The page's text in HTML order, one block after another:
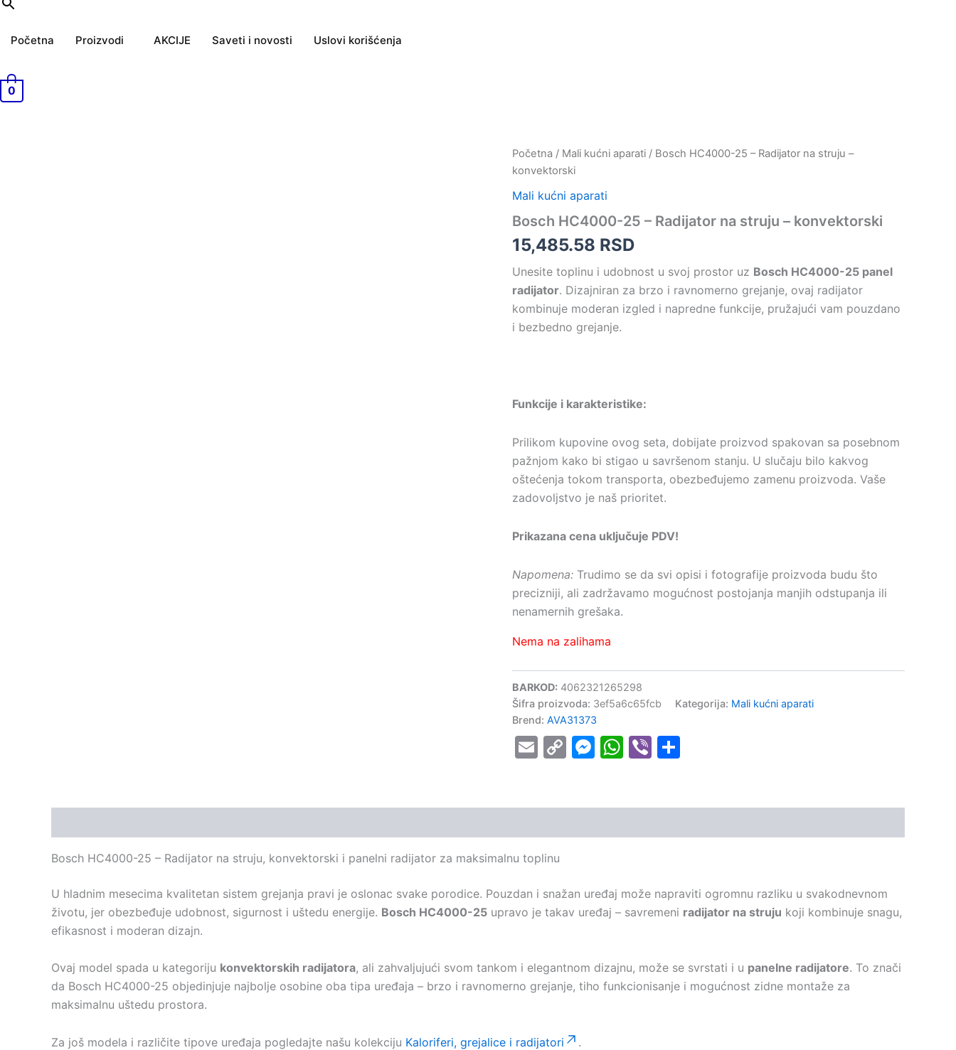
Početna Proizvodi AKCIJE Saveti i novosti Uslovi korišćenja
0
Početna / Mali kućni aparati / Bosch HC4000-25 – Radijator na struju –
konvektorski
Mali kućni aparati
Bosch HC4000-25 – Radijator na struju – konvektorski
15,485.58 RSD
Unesite toplinu i udobnost u svoj prostor uz Bosch HC4000-25 panel
radijator. Dizajniran za brzo i ravnomerno grejanje, ovaj radijator
kombinuje moderan izgled i napredne funkcije, pružajući vam pouzdano
i bezbedno grejanje.
Funkcije i karakteristike:
Prilikom kupovine ovog seta, dobijate proizvod spakovan sa posebnom
pažnjom kako bi stigao u savršenom stanju. U slučaju bilo kakvog
oštećenja tokom transporta, obezbeđujemo zamenu proizvoda. Vaše
zadovoljstvo je naš prioritet.
Prikazana cena uključuje PDV!
Napomena: Trudimo se da svi opisi i fotografije proizvoda budu što
precizniji, ali zadržavamo mogućnost postojanja manjih odstupanja ili
nenamernih grešaka.
Nema na zalihama
BARKOD: 4062321265298
Šifra proizvoda: 3ef5a6c65fcb Kategorija: Mali kućni aparati
Brend: AVA31373
EmailCopyMessenger
WhatsApp
Viber
Bosch HC4000-25 – Radijator na struju, konvektorski i panelni radijator za maksimalnu toplinu
U hladnim mesecima kvalitetan sistem grejanja pravi je oslonac svake porodice. Pouzdan i snažan uređaj može napraviti ogromnu razliku u svakodnevnom
životu, jer obezbeđuje udobnost, sigurnost i uštedu energije. Bosch HC4000-25 upravo je takav uređaj – savremeni radijator na struju koji kombinuje snagu,
efikasnost i moderan dizajn.
Ovaj model spada u kategoriju konvektorskih radijatora, ali zahvaljujući svom tankom i elegantnom dizajnu, može se svrstati i u panelne radijatore. To znači
da Bosch HC4000-25 objedinjuje najbolje osobine oba tipa uređaja – brzo i ravnomerno grejanje, tiho funkcionisanje i mogućnost zidne montaže za
maksimalnu uštedu prostora.
Za još modela i različite tipove uređaja pogledajte našu kolekciju Kaloriferi, grejalice i radijatori .